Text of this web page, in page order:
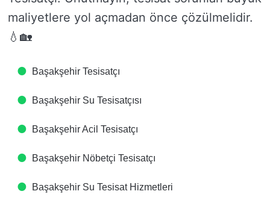
maliyetlere yol açmadan önce çözülmelidir.
💧🏡
Başakşehir Tesisatçı
Başakşehir Su Tesisatçısı
Başakşehir Acil Tesisatçı
Başakşehir Nöbetçi Tesisatçı
Başakşehir Su Tesisat Hizmetleri